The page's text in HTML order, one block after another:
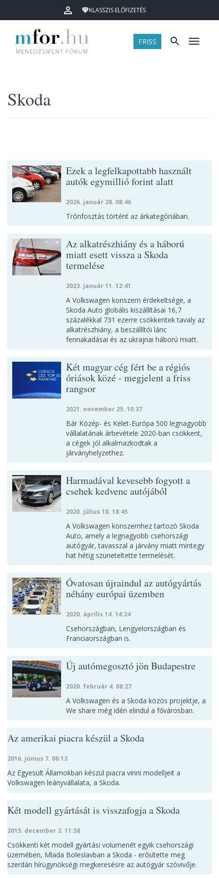
KLASSZIS ELŐFIZETÉS
FRISS Menü
Skoda
Ezek a legfelkapottabb használt
autók egymillió forint alatt
2026. január 28. 08:46
Trónfosztás történt az árkategóriában.
Az alkatrészhiány és a háború
miatt esett vissza a Skoda
termelése
2023. január 11. 12:41
A Volkswagen konszern érdekeltsége, a
Skoda Auto globális kiszállításai 16,7
százalékkal 731 ezerre csökkentek tavaly az
alkatrészhiány, a beszállítói lánc
fennakadásai és az ukrajnai háború miatt.
Két magyar cég fért be a régiós
óriások közé - megjelent a friss
rangsor
2021. november 25. 10:37
Bár Közép- és Kelet-Európa 500 legnagyobb
vállalatának árbevétele 2020-ban csökkent,
a cégek jól alkalmazkodtak a
járványhelyzethez.
Harmadával kevesebb fogyott a
csehek kedvenc autójából
2020. július 18. 18:45
A Volkswagen konszernhez tartozó Skoda
Auto, amely a legnagyobb csehországi
autógyár, tavasszal a járvány miatt mintegy
hat hétig szüneteltette termelését.
Óvatosan újraindul az autógyártás
néhány európai üzemben
2020. április 14. 14:24
Csehországban, Lengyelországban és
Franciaországban is.
Új autómegosztó jön Budapestre
2020. február 4. 08:27
A Volkswagen és a Skoda közös projektje, a
We share még idén elindul a fővárosban.
Az amerikai piacra készül a Skoda
2016. június 7. 06:13
Az Egyesült Államokban készül piacra vinni modelljeit a
Volkswagen leányvállalata, a Skoda.
Két modell gyártását is visszafogja a Skoda
2015. december 2. 11:58
Csökkenti két modell gyártási volumenét egyik csehországi
üzemében, Mlada Boleslavban a Skoda - erősítette meg
szerdán hírügynökségi megkeresésre az autógyár szóvivője.